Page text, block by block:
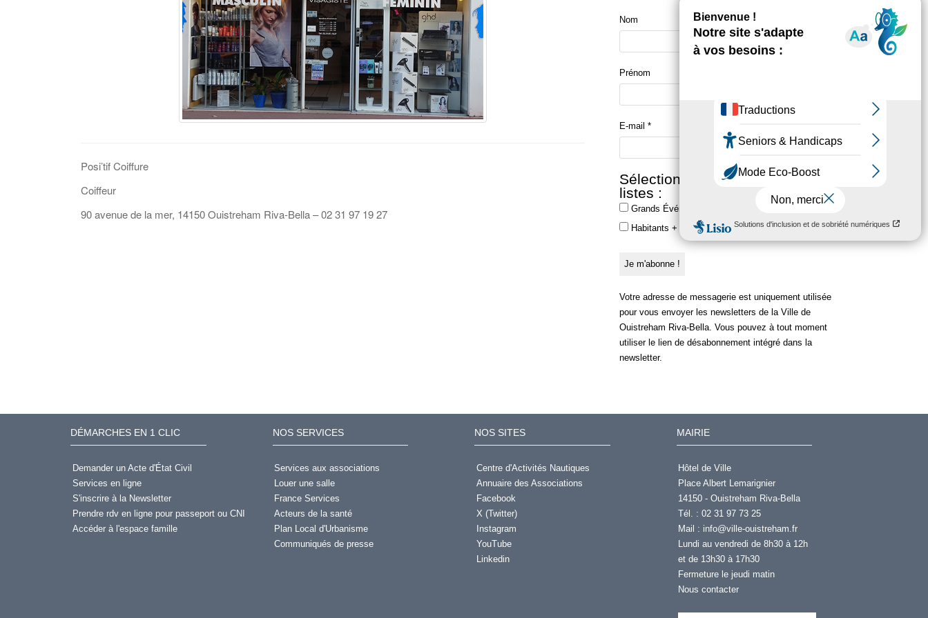
Posi’tif Coiffure
Coiffeur
90 avenue de la mer, 14150 Ouistreham Riva-Bella – 02 31 97 19 27
Nom
Prénom
E-mail *
Sélectionner une ou plusieurs
listes :
Grands Événements
Habitants + Grands Événements
Votre adresse de messagerie est uniquement utilisée
pour vous envoyer les newsletters de la Ville de
Ouistreham Riva-Bella. Vous pouvez à tout moment
utiliser le lien de désabonnement intégré dans la
newsletter.
DÉMARCHES EN 1 CLIC
Demander un Acte d'État Civil
Services en ligne
S'inscrire à la Newsletter
Prendre rdv en ligne pour passeport ou CNI
Accéder à l'espace famille
NOS SERVICES
Services aux associations
Louer une salle
France Services
Acteurs de la santé
Plan Local d'Urbanisme
Communiqués de presse
NOS SITES
Centre d'Activités Nautiques
Annuaire des Associations
Facebook
X (Twitter)
Instagram
YouTube
Linkedin
MAIRIE
Hôtel de Ville
Place Albert Lemarignier
14150 - Ouistreham Riva-Bella
Tél. : 02 31 97 73 25
Mail : info@ville-ouistreham.fr
Lundi au vendredi de 8h30 à 12h
et de 13h30 à 17h30
Fermeture le jeudi matin
Nous contacter